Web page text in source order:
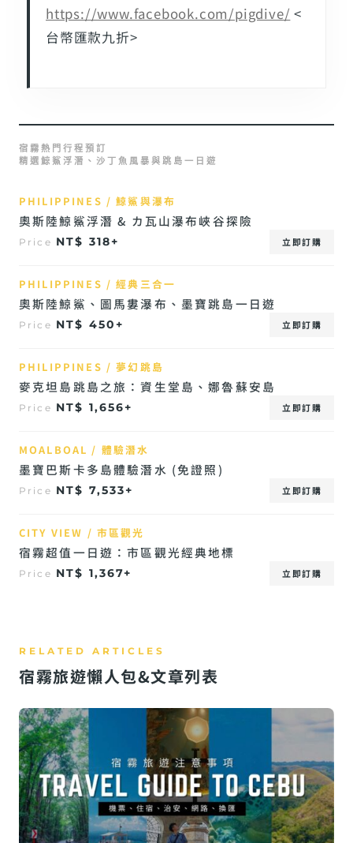
https://www.facebook.com/pigdive/ <
台幣匯款九折>
宿霧熱門行程預訂
精選鯨鯊浮潛、沙丁魚風暴與跳島一日遊
PHILIPPINES / 鯨鯊與瀑布
奧斯陸鯨鯊浮潛 & カ瓦山瀑布峽谷探險
Price NT$ 318+ 立即訂購
PHILIPPINES / 經典三合一
奧斯陸鯨鯊、圖馬婁瀑布、墨寶跳島一日遊
Price NT$ 450+ 立即訂購
PHILIPPINES / 夢幻跳島
麥克坦島跳島之旅：資生堂島、娜魯蘇安島
Price NT$ 1,656+ 立即訂購
MOALBOAL / 體驗潛水
墨寶巴斯卡多島體驗潛水 (免證照)
Price NT$ 7,533+ 立即訂購
CITY VIEW / 市區觀光
宿霧超值一日遊：市區觀光經典地標
Price NT$ 1,367+ 立即訂購
宿霧旅遊懶人包&文章列表